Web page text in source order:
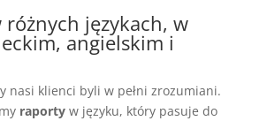
różnych językach, w
angielskim i
nasi klienci byli w pełni zrozumiani.
raportyw języku, który pasuje do